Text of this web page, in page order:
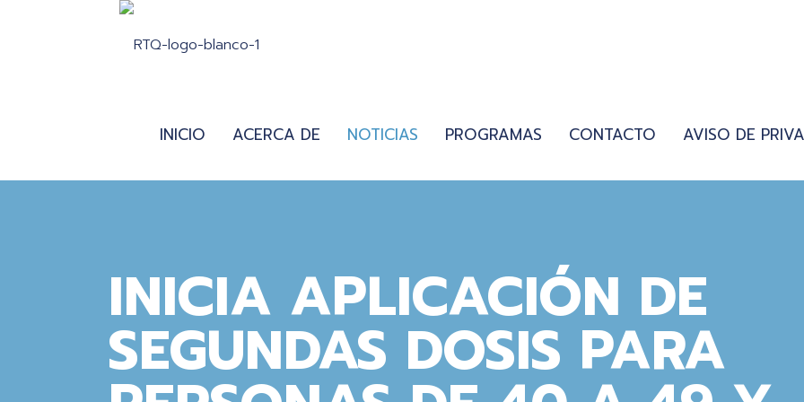
INICIO ACERCA DE NOTICIAS PROGRAMAS CONTACTO AVISO DE
INICIA APLICACIÓN DE
SEGUNDAS DOSIS PARA